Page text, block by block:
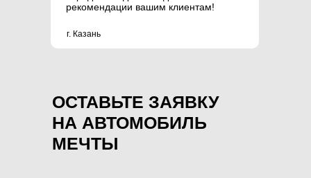
рекомендации вашим клиентам!
г. Казань
ОСТАВЬТЕ ЗАЯВКУ
НА АВТОМОБИЛЬ
МЕЧТЫ